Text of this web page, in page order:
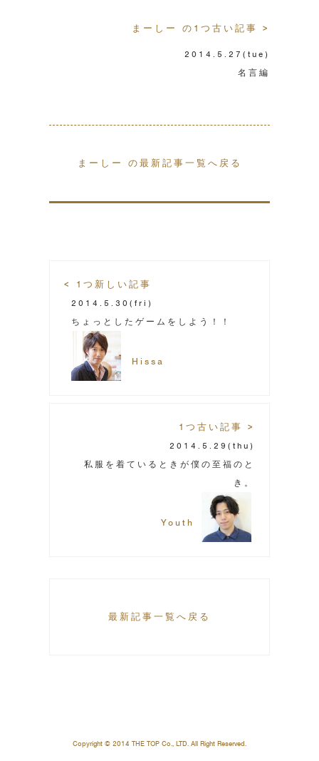
まーしー の1つ古い記事 >
2014.5.27 (tue)
名言編
まーしー の最新記事一覧へ戻る
< 1つ新しい記事
2014.5.30 (fri)
ちょっとしたゲームをしよう！！
Hissa
1つ古い記事 >
2014.5.29 (thu)
私服を着ているときが僕の至福のと
き。
Youth
最新記事一覧へ戻る
Copyright © 2014 THE TOP Co., LTD. All Right Reserved.